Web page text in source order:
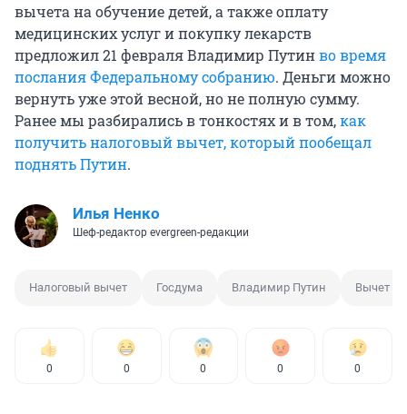
вычета на обучение детей, а также оплату
медицинских услуг и покупку лекарств
предложил 21 февраля Владимир Путинво время
послания Федеральному собранию. Деньги можно
вернуть уже этой весной, но не полную сумму.
Ранее мы разбирались в тонкостях и в том,как
получить налоговый вычет, который пообещал
поднять Путин.
Илья Ненко
Шеф-редактор evergreen-редакции
Налоговый вычет Госдума Владимир Путин Вычет
0 0 0 0 0